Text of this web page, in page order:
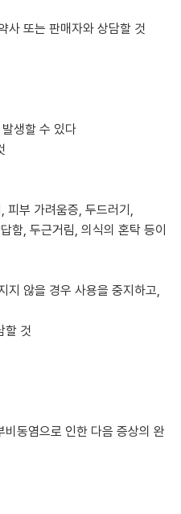
사 또는 판매자와 상담할 것
생할 수 있다
피부 가려움증, 두드러기,
함, 두근거림, 의식의 혼탁 등이
지 않을 경우 사용을 중지하고,
할 것
동염으로 인한 다음 증상의 완